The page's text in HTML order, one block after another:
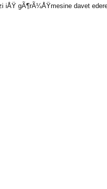
iÅŸ gÃ¶rÃ¼ÅŸmesine davet